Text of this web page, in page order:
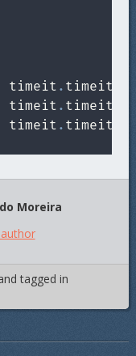
timeit . timeit
timeit . timeit
timeit . timeit
Moreira
tagged in